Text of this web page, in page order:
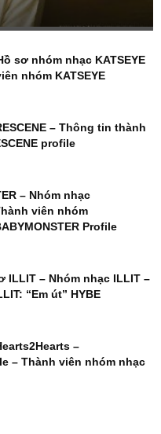
sơ nhóm nhạc KATSEYE
nhóm KATSEYE
– Thông tin thành
profile
– Nhóm nhạc
viên nhóm
Profile
ILLIT – Nhóm nhạc ILLIT –
“Em út” HYBE
–
– Thành viên nhóm nhạc